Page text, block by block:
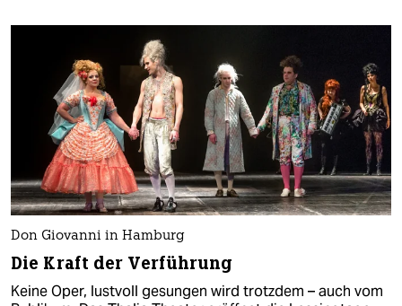
Don Giovanni in Hamburg
Die Kraft der Verführung
Keine Oper, lustvoll gesungen wird trotzdem – auch vom